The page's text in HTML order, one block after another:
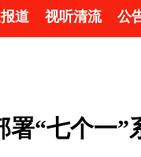
道 视听清流 公
署“七个一”